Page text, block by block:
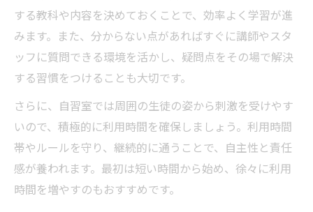
する教科や内容を決めておくことで、効率よく学習が進
みます。また、分からない点があればすぐに講師やスタ
ッフに質問できる環境を活かし、疑問点をその場で解決
する習慣をつけることも大切です。
さらに、自習室では周囲の生徒の姿から刺激を受けやす
いので、積極的に利用時間を確保しましょう。利用時間
帯やルールを守り、継続的に通うことで、自主性と責任
感が養われます。最初は短い時間から始め、徐々に利用
時間を増やすのもおすすめです。